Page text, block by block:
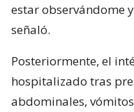
estar observándome
señaló.
Posteriormente, el
hospitalizado tras
abdominales,